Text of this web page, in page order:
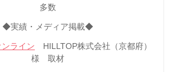
多数
◆実績・メディア掲載◆
ライン HILLTOP株式会社（京都府）
様 取材